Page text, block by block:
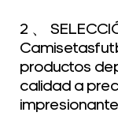
2 、
productos
calidad a